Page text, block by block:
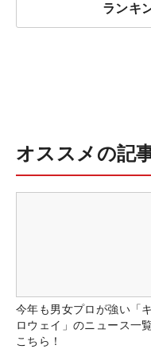
ランキ
オススメの記
今年も男女プロが強い「
ロウェイ」のニュース一
こちら！